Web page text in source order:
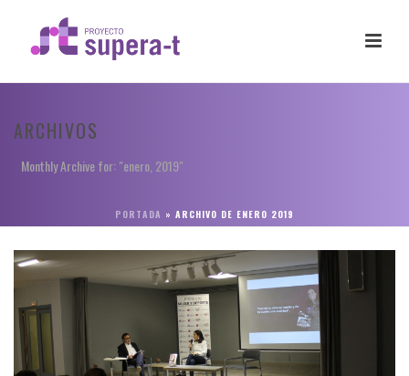
ARCHIVOS
Monthly Archive for: "enero, 2019"
PORTADA » ARCHIVO DE ENERO 2019